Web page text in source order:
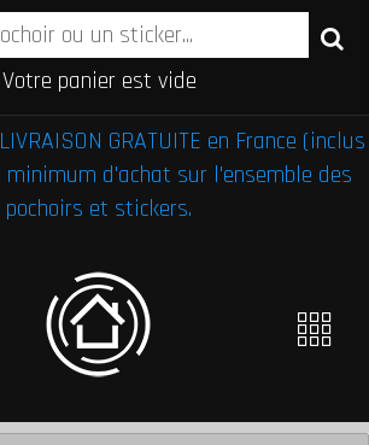
Votre panier est vide
GRATUITE en France (inclus
minimum d'achat sur l'ensemble des
pochoirs et stickers.